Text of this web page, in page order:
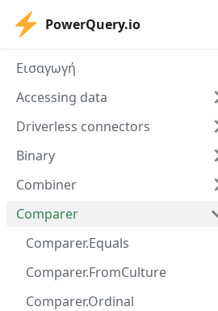
PowerQuery.io
Εισαγωγή
Accessing data
Driverless connectors
Binary
Combiner
Comparer
Comparer.Equals
Comparer.FromCulture
Comparer.Ordinal